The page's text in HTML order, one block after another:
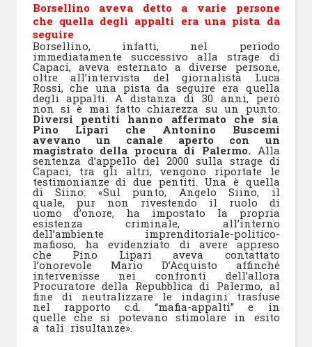
Borsellino aveva detto a varie persone
che quella degli appalti era una pista da
seguire
Borsellino, infatti, nel periodo
immediatamente successivo alla strage di
Capaci, aveva esternato a diverse persone,
oltre all’intervista del giornalista Luca
Rossi, che una pista da seguire era quella
degli appalti. A distanza di 30 anni, però
non si è mai fatto chiarezza su un punto.
Diversi pentiti hanno affermato che sia
Pino Lipari che Antonino Buscemi
avevano un canale aperto con un
magistrato della procura di Palermo.Alla
sentenza d’appello del 2000 sulla strage di
Capaci, tra gli altri, vengono riportate le
testimonianze di due pentiti. Una è quella
di Siino: «Sul punto, Angelo Siino, il
quale, pur non rivestendo il ruolo di
uomo d’onore, ha impostato la propria
esistenza criminale, all’interno
dell’ambiente imprenditoriale-politico-
mafioso, ha evidenziato di avere appreso
che Pino Lipari aveva contattato
l’onorevole Mario D’Acquisto affinché
intervenisse nei confronti dell’allora
Procuratore della Repubblica di Palermo, al
fine di neutralizzare le indagini trasfuse
nel rapporto c.d. “mafia-appalti” e in
quelle che si potevano stimolare in esito
a tali risultanze».